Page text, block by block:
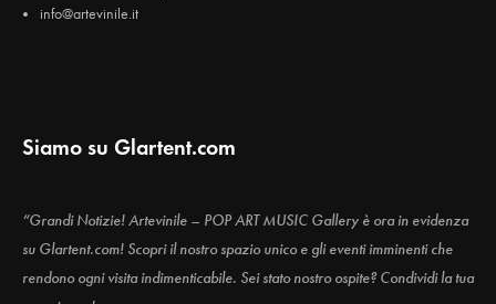
info@artevinile.it
Siamo su Glartent.com
“Grandi Notizie! Artevinile – POP ART MUSIC Gallery è ora in evidenza
su Glartent.com! Scopri il nostro spazio unico e gli eventi imminenti che
rendono ogni visita indimenticabile. Sei stato nostro ospite? Condividi la tua